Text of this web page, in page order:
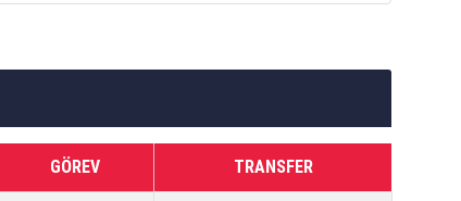
GÖREV TRANSFER